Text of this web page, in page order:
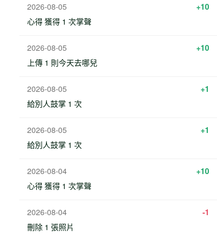
2026-08-05
+10
心得 獲得 1 次掌聲
2026-08-05
+10
上傳 1 則今天去哪兒
2026-08-05
+1
給別人鼓掌 1 次
2026-08-05
+1
給別人鼓掌 1 次
2026-08-04
+10
心得 獲得 1 次掌聲
2026-08-04
-1
刪除 1 張照片